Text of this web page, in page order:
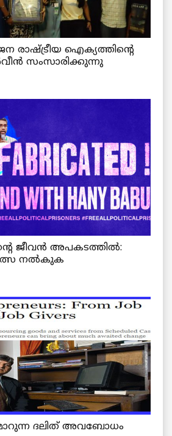
രാഷ്ട്രീയ ഐക്യത്തിന്റെ
സംസാരിക്കുന്നു
ജീവൻ അപകടത്തിൽ:
നൽകുക
ദലിത് അവബോധം